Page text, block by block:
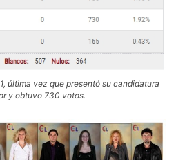
última vez que presentó su candidatura
y obtuvo 730 votos.